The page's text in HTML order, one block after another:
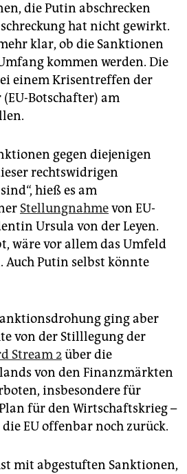
die Putin abschrecken
hat nicht gewirkt.
klar, ob die Sanktionen
kommen werden. Die
einem Krisentreffen der
Botschafter) am
gegen diejenigen
rechtswidrigen
hieß es am
Stellungnahmevon EU-
Ursula von der Leyen.
wäre vor allem das Umfeld
Putin selbst könnte
ging aber
von der Stilllegung der
Stream 2über die
von den Finanzmärkten
insbesondere für
für den Wirtschaftskrieg –
EU offenbar noch zurück.
mit abgestuften Sanktionen,